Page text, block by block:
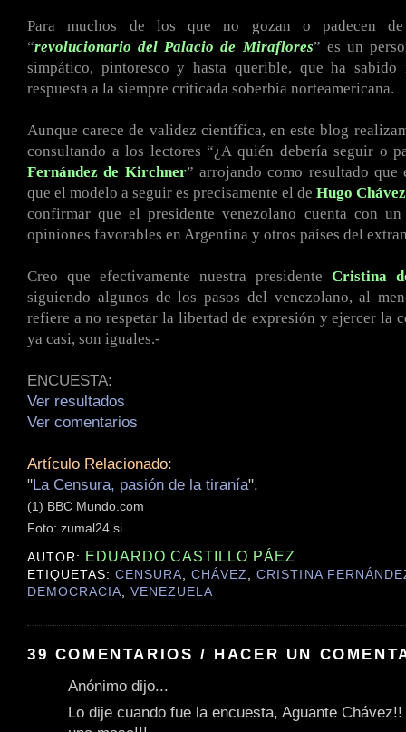
Para muchos de los que no gozan o padecen
“revolucionario del Palacio de Miraflores” es un
simpático, pintoresco y hasta querible, que ha sabido
respuesta a la siempre criticada soberbia norteamericana.
Aunque carece de validez científica, en este blog
consultando a los lectores “¿A quién debería seguir o
Fernández de Kirchner” arrojando como resultado
que el modelo a seguir es precisamente el de Hugo Chávez
confirmar que el presidente venezolano cuenta con
opiniones favorables en Argentina y otros países del
Creo que efectivamente nuestra presidente Cristina
siguiendo algunos de los pasos del venezolano, al
refiere a no respetar la libertad de expresión y ejercer la
ya casi, son iguales.-
ENCUESTA:
Ver resultados
Ver comentarios
Artículo Relacionado:
"La Censura, pasión de la tiranía".
(1) BBC Mundo.com
Foto: zumal24.si
AUTOR: EDUARDO CASTILLO PÁEZ
ETIQUETAS:CENSURA,CHÁVEZ,CRISTINA
DEMOCRACIA,VENEZUELA
39 COMENTARIOS / HACER UN
Anónimo dijo...
Lo dije cuando fue la encuesta, Aguante